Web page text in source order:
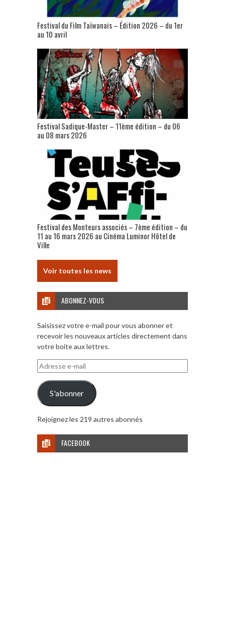
Festival du Film Taïwanais – Édition 2026 – du 1er
au 10 avril
Festival Sadique-Master – 11ème édition – du 06
au 08 mars 2026
Festival des Monteurs associés – 7ème édition – du
11 au 16 mars 2026 au Cinéma Luminor Hôtel de
Ville
Voir toutes les news
ABONNEZ-VOUS
Saisissez votre e-mail pour vous abonner et
recevoir les nouveaux articles directement dans
votre boite aux lettres.
Adresse
e-
mail
S'abonner
Rejoignez les 219 autres abonnés
FACEBOOK